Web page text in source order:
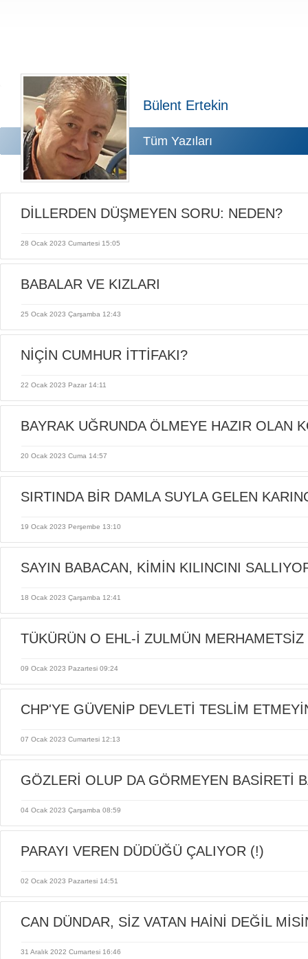
Bülent Ertekin
Tüm Yazıları
DİLLERDEN DÜŞMEYEN SORU: NEDEN?
28 Ocak 2023 Cumartesi 15:05
BABALAR VE KIZLARI
25 Ocak 2023 Çarşamba 12:43
NİÇİN CUMHUR İTTİFAKI?
22 Ocak 2023 Pazar 14:11
BAYRAK UĞRUNDA ÖLMEYE HAZIR OLAN
20 Ocak 2023 Cuma 14:57
SIRTINDA BİR DAMLA SUYLA GELEN
19 Ocak 2023 Perşembe 13:10
SAYIN BABACAN, KİMİN KILINCINI
18 Ocak 2023 Çarşamba 12:41
TÜKÜRÜN O EHL-İ ZULMÜN MERHAMETSİZ
09 Ocak 2023 Pazartesi 09:24
CHP'YE GÜVENİP DEVLETİ TESLİM
07 Ocak 2023 Cumartesi 12:13
GÖZLERİ OLUP DA GÖRMEYEN BASİRETİ
04 Ocak 2023 Çarşamba 08:59
PARAYI VEREN DÜDÜĞÜ ÇALIYOR (!)
02 Ocak 2023 Pazartesi 14:51
CAN DÜNDAR, SİZ VATAN HAİNİ DEĞİL
31 Aralık 2022 Cumartesi 16:46